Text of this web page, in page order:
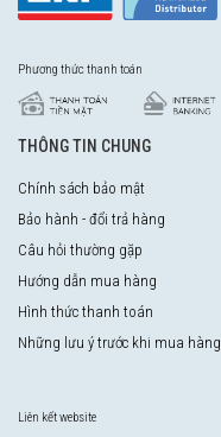
Phương thức thanh toán
THÔNG TIN CHUNG
Chính sách bảo mật
Bảo hành - đổi trả hàng
Câu hỏi thường gặp
Hướng dẫn mua hàng
Hình thức thanh toán
Những lưu ý trước khi mua hàng
Liên kết website